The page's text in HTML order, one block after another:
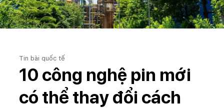
Tin bài quốc tế
10 công nghệ pin mới
có thể thay đổi cách